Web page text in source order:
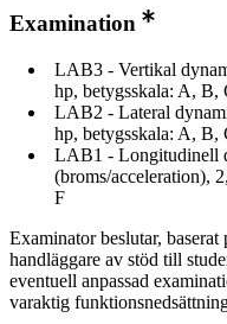
Examination
LAB3 - Vertikal
hp, betygsskala: A,
LAB2 - Lateral
hp, betygsskala: A,
LAB1 - Longitudinell
(broms/acceleration),
F
Examinator beslutar,
handläggare av stöd till
eventuell anpassad
varaktig